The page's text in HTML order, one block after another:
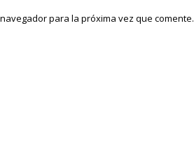
para la próxima vez que comente.